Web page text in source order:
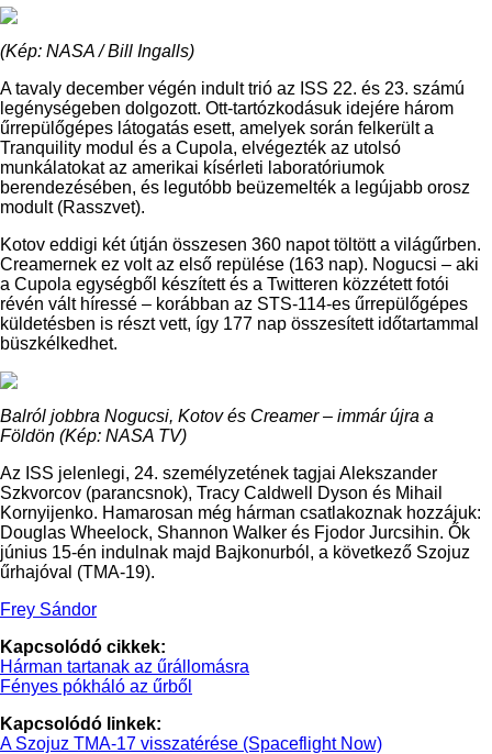
(Kép: NASA / Bill Ingalls)
A tavaly december végén indult trió az ISS 22. és 23. számú
legénységeben dolgozott. Ott-tartózkodásuk idejére három
űrrepülőgépes látogatás esett, amelyek során felkerült a
Tranquility modul és a Cupola, elvégezték az utolsó
munkálatokat az amerikai kísérleti laboratóriumok
berendezésében, és legutóbb beüzemelték a legújabb orosz
modult (Rasszvet).
Kotov eddigi két útján összesen 360 napot töltött a világűrben.
Creamernek ez volt az első repülése (163 nap). Nogucsi – aki
a Cupola egységből készített és a Twitteren közzétett fotói
révén vált híressé – korábban az STS-114-es űrrepülőgépes
küldetésben is részt vett, így 177 nap összesített időtartammal
büszkélkedhet.
Balról jobbra Nogucsi, Kotov és Creamer – immár újra a
Földön (Kép: NASA TV)
Az ISS jelenlegi, 24. személyzetének tagjai Alekszander
Szkvorcov (parancsnok), Tracy Caldwell Dyson és Mihail
Kornyijenko. Hamarosan még hárman csatlakoznak hozzájuk:
Douglas Wheelock, Shannon Walker és Fjodor Jurcsihin. Ők
június 15-én indulnak majd Bajkonurból, a következő Szojuz
űrhajóval (TMA-19).
Frey Sándor
Kapcsolódó cikkek:
Hárman tartanak az űrállomásra
Fényes pókháló az űrből
Kapcsolódó linkek:
A Szojuz TMA-17 visszatérése (Spaceflight Now)